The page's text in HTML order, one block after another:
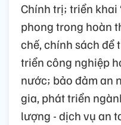
Chính trị; triển khai
phong trong hoàn
chế, chính sách để
triển công nghiệp
nước; bảo đảm an
gia, phát triển
lượng - dịch vụ an